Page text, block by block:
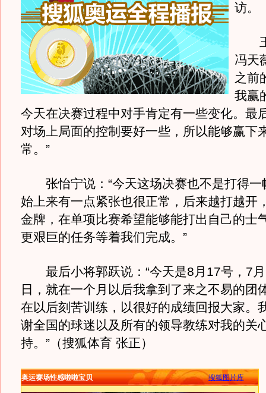
访。
王
冯天
之前
我赢
今天在决赛过程中对手肯定有一些变化。最
对场上局面的控制要好一些，所以能够赢下
常。”
张怡宁说：“今天这场决赛也不是打得一
始上来有一点紧张也很正常，后来越打越开
金牌，在单项比赛希望能够能打出自己的士
更艰巨的任务等着我们完成。”
最后小将郭跃说：“今天是8月17号，7月
日，就在一个月以后我拿到了来之不易的团
在以后刻苦训练，以很好的成绩回报大家。
谢全国的球迷以及所有的领导教练对我的关
持。”（搜狐体育 张正）
奥运赛场性感啦啦宝贝 搜狐图片库